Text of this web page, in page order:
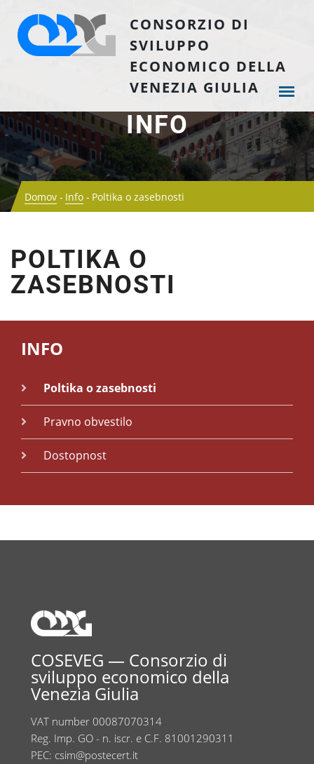
CONSORZIO DI
SVILUPPO
ECONOMICO DELLA
VENEZIA GIULIA
INFO
Domov Info Poltika o zasebnosti
POLTIKA O
ZASEBNOSTI
INFO
Poltika o zasebnosti
Pravno obvestilo
Dostopnost
COSEVEG — Consorzio di
sviluppo economico della
Venezia Giulia
VAT number 00087070314
Reg. Imp. GO - n. iscr. e C.F. 81001290311
PEC: csim@postecert.it